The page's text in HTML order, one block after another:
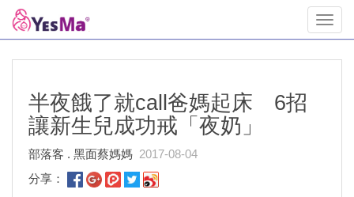
半夜餓了就call爸媽起床 6招
讓新生兒成功戒「夜奶」
部落客 . 黑面蔡媽媽 2017-08-04
分享：